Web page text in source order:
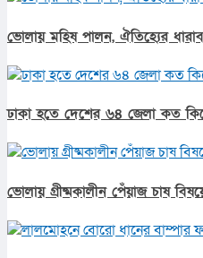
ভোলায় মহিষ পালন, ঐতিহ্যের
ঢাকা হতে দেশের ৬৪ জেলা কত
ভোলায় গ্রীষ্মকালীন পেঁয়াজ চাষ